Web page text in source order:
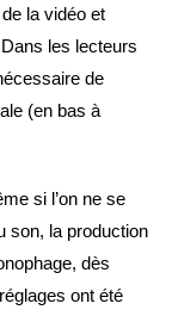
la vidéo et
les lecteurs
de
(en bas à
si l’on ne se
son, la production
dès
ont été